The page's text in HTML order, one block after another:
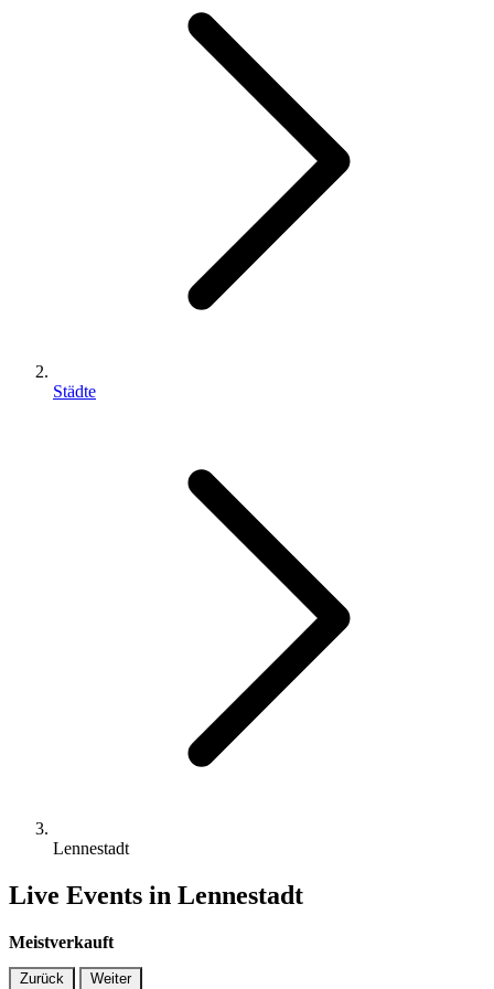
Städte
Lennestadt
Live Events in Lennestadt
Meistverkauft
Zurück Weiter